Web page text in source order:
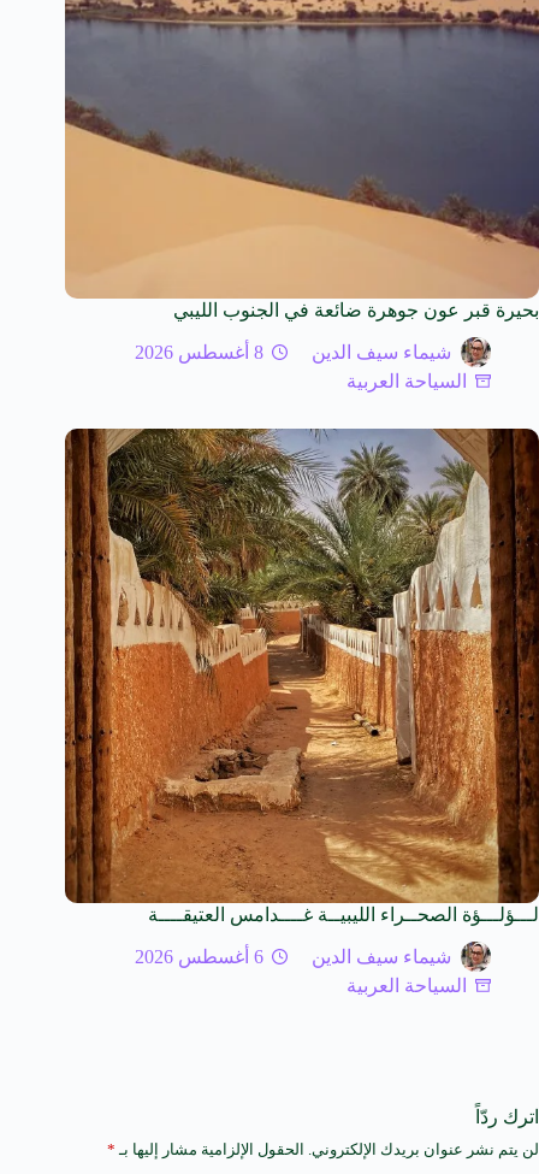
بحيرة قبر عون جوهرة ضائعة في الجنوب الليبي
شيماء سيف الدين
8 أغسطس 2026
السياحة العربية
لـــؤلـــؤة الصحــراء الليبيــة غــــدامس العتيقــــة
شيماء سيف الدين
6 أغسطس 2026
السياحة العربية
اترك ردّاً
لن يتم نشر عنوان بريدك الإلكتروني. الحقول الإلزامية مشار إليها بـ *
A